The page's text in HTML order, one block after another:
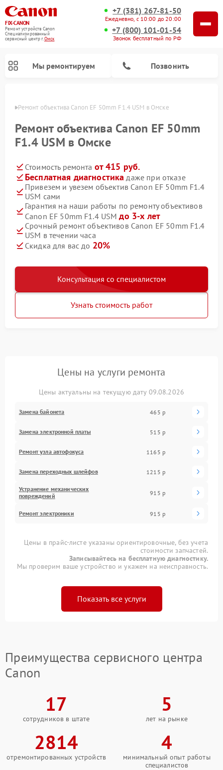
FIX-CANON
Ремонт устройств Canon
Специализированный
cервисный центр г.Омск
+7 (381) 267-81-50
Ежедневно, с 10:00 до 20:00
+7 (800) 101-01-54
Звонок бесплатный по РФ
Мы ремонтируем Позвонить
Ремонт объектива Canon EF 50mm F1.4 USM в Омске
Ремонт объектива Canon EF 50mm
F1.4 USM в Омске
Стоимость ремонта от 415 руб.
Бесплатная диагностика даже при отказе
Привезем и увезем объектив Canon EF 50mm F1.4
USM сами
Гарантия на наши работы по ремонту объективов
Canon EF 50mm F1.4 USMдо 3-х лет
Срочный ремонт объективов Canon EF 50mm F1.4
USM в течении часа
Скидка для вас до 20%
Консультация со специалистом
Узнать стоимость работ
Цены на услуги ремонта
Цены актуальны на текущую дату 09.08.2026
Замена байонета 465 р
Замена электронной платы 515 р
Ремонт узла автофокуса 1165 р
Замена переходных шлейфов 1215 р
Устранение механических
повреждений
915 р
Ремонт электроники 915 р
Цены в прайс-листе указаны ориентировочные, без учета
стоимости запчастей.
Записывайтесь на бесплатную диагностику.
Мы проверим ваше устройство и укажем на неисправность.
Показать все услуги
Преимущества сервисного центра
Canon
17
сотрудников в штате
5
лет на рынке
2814
отремонтированных устройств
4
минимальный опыт работы
специалистов